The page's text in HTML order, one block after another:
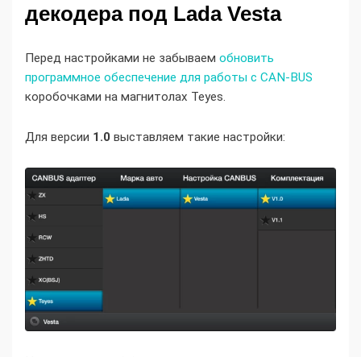
декодера под Lada Vesta
Перед настройками не забываем обновить
программное обеспечение для работы с CAN-BUS
коробочками на магнитолах Teyes.
Для версии 1.0 выставляем такие настройки: